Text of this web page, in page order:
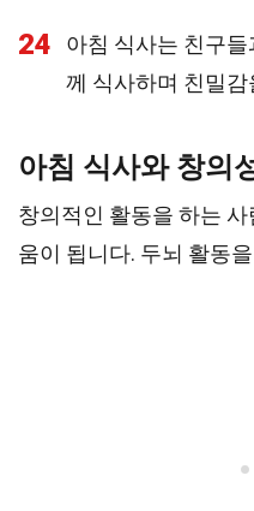
24
아침 식사는 친구
께 식사하며 친밀
아침 식사와 창의
창의적인 활동을 하는
움이 됩니다. 두뇌 활동